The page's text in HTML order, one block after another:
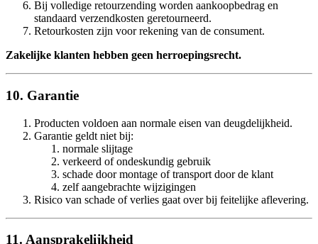
Bij volledige retourzending worden aankoopbedrag en
standaard verzendkosten geretourneerd.
Retourkosten zijn voor rekening van de consument.
Zakelijke klanten hebben geen herroepingsrecht.
10. Garantie
Producten voldoen aan normale eisen van deugdelijkheid.
Garantie geldt niet bij:
normale slijtage
verkeerd of ondeskundig gebruik
schade door montage of transport door de klant
zelf aangebrachte wijzigingen
Risico van schade of verlies gaat over bij feitelijke aflevering.
11. Aansprakelijkheid